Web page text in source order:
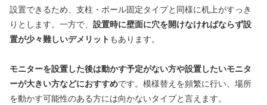
設置できるため、支柱・ポール固定タイプと同様に机上がすっき
りとします。一方で、 設置時に壁面に穴を開けなければならず設
置が少々難しいデメリット もあります。
モニターを設置した後は動かす予定がない方や設置したいモニタ
ーが大きい方などにおすすめです。模様替えを頻繁に行い、場所
を動かす可能性のある方には向かないタイプと言えます。